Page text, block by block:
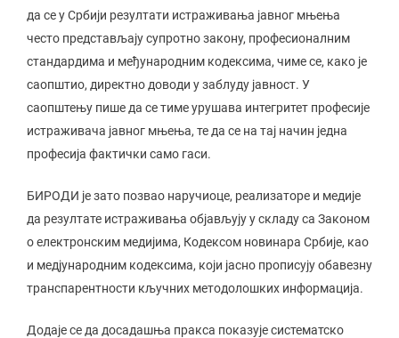
да се у Србији резултати истраживања јавног мњења
често представљају супротно закону, професионалним
стандардима и међународним кодексима, чиме се, како је
саопштио, директно доводи у заблуду јавност. У
саопштењу пише да се тиме урушава интегритет професије
истраживача јавног мњења, те да се на тај начин једна
професија фактички само гаси.
БИРОДИ је зато позвао наручиоце, реализаторе и медије
да резултате истраживања објављују у складу са Законом
о електронским медијима, Кодексом новинара Србије, као
и медјународним кодексима, који јасно прописују обавезну
транспарентности кључних методолошких информација.
Додаје се да досадашња пракса показује систематско